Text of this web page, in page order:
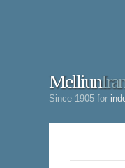
Melliun
Since 1905 for